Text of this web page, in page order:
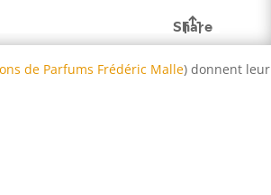
de Parfums Frédéric Malle) donnent leur